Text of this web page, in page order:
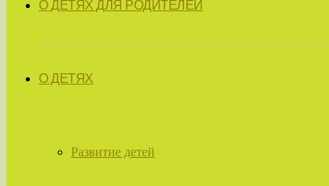
О ДЕТЯХ ДЛЯ РОДИТЕЛЕЙ
О ДЕТЯХ
Развитие детей